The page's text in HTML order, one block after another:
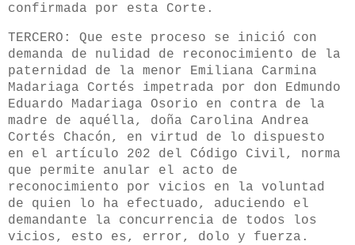
confirmada por esta Corte.
TERCERO: Que este proceso se inició con
demanda de nulidad de reconocimiento de la
paternidad de la menor Emiliana Carmina
Madariaga Cortés impetrada por don Edmundo
Eduardo Madariaga Osorio en contra de la
madre de aquélla, doña Carolina Andrea
Cortés Chacón, en virtud de lo dispuesto
en el artículo 202 del Código Civil, norma
que permite anular el acto de
reconocimiento por vicios en la voluntad
de quien lo ha efectuado, aduciendo el
demandante la concurrencia de todos los
vicios, esto es, error, dolo y fuerza.